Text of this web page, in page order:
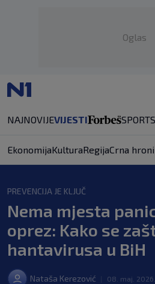
Oglas
NAJNOVIJEVIJESTI SPORT
EkonomijaKulturaRegijaCrna
PREVENCIJA JE KLJUČ
Nema mjesta
oprez: Kako se
hantavirusa u BiH
Nataša Kerezović 08. maj.